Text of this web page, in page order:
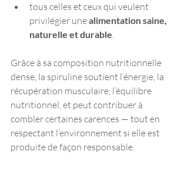
tous celles et ceux qui veulent
privilégier une alimentation saine,
naturelle et durable.
Grâce à sa composition nutritionnelle
dense, la spiruline soutient l’énergie, la
récupération musculaire, l’équilibre
nutritionnel, et peut contribuer à
combler certaines carences — tout en
respectant l’environnement si elle est
produite de façon responsable.